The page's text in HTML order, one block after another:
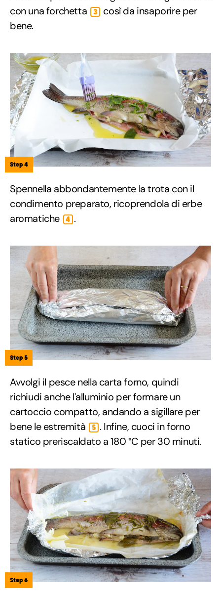
con una forchetta
3
così da insaporire per
bene.
Step 4
Spennella abbondantemente la trota con il
condimento preparato, ricoprendola di erbe
aromatiche
4 .
Step 5
Avvolgi il pesce nella carta forno, quindi
richiudi anche l'alluminio per formare un
cartoccio compatto, andando a sigillare per
bene le estremità
5 . Infine, cuoci in forno
statico preriscaldato a 180 °C per 30 minuti.
Step 6